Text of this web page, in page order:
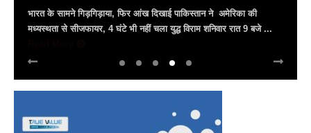
अल्बर्ट हॉल पर राज्यस्तरीय सांस्कृतिक संध्या का भव्य आयोजन, उमड़ा जन
सैलाब राज्यपाल हरिभाऊ किसनराव बागडे़, मुख्यमंत्री भजनलाल शर्मा और उप